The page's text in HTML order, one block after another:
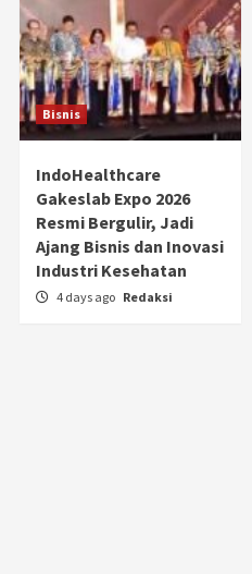
Bisnis
IndoHealthcare
Gakeslab Expo 2026
Resmi Bergulir, Jadi
Ajang Bisnis dan Inovasi
Industri Kesehatan
4 days ago Redaksi